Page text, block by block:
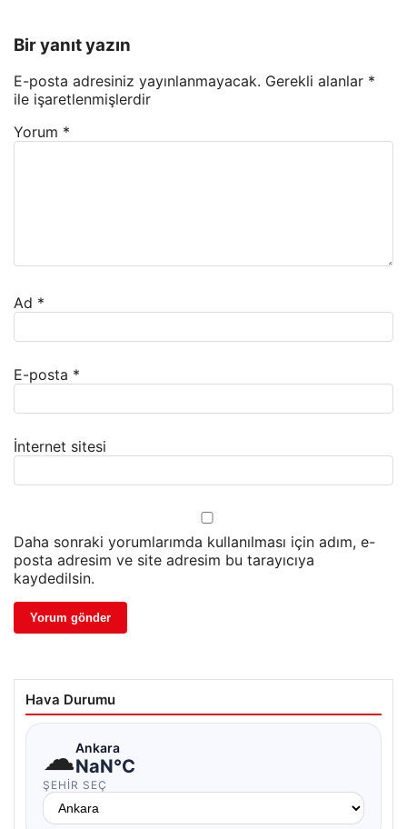
Bir yanıt yazın
E-posta adresiniz yayınlanmayacak. Gerekli alanlar *
ile işaretlenmişlerdir
Yorum *
Ad *
E-posta *
İnternet sitesi
Daha sonraki yorumlarımda kullanılması için adım, e-
posta adresim ve site adresim bu tarayıcıya
kaydedilsin.
Hava Durumu
☁Ankara
NaN°C
ŞEHIR SEÇ